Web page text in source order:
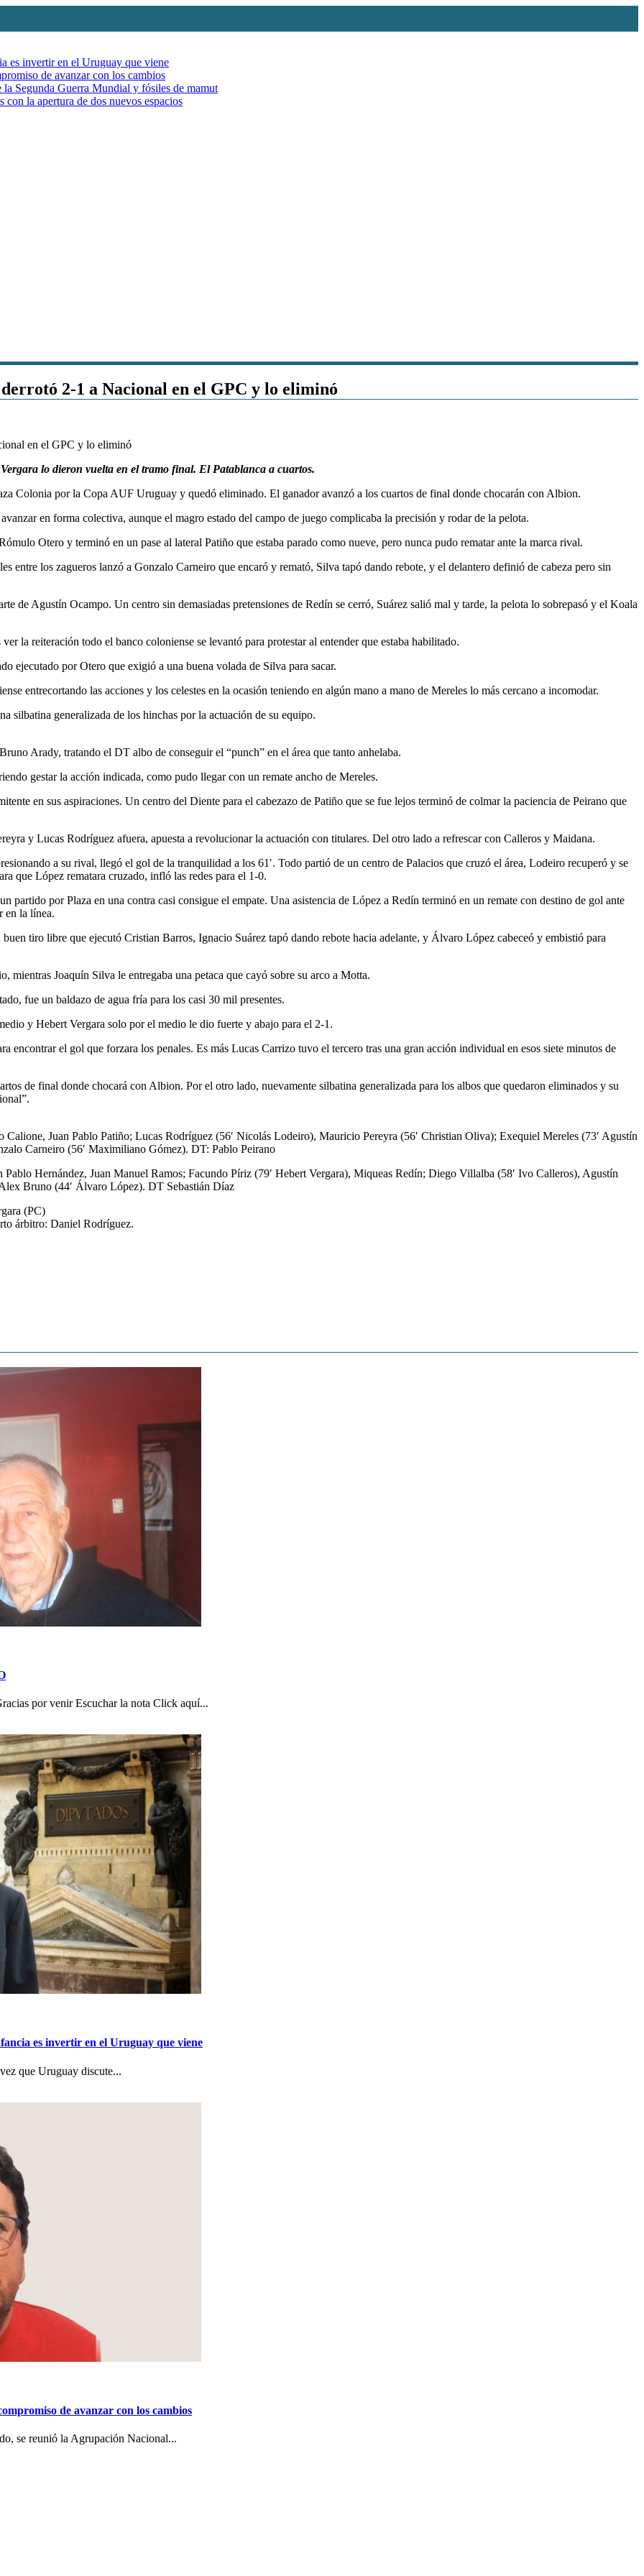
es invertir en el Uruguay que viene
de avanzar con los cambios
Segunda Guerra Mundial y fósiles de mamut
la apertura de dos nuevos espacios
2-1 a Nacional en el GPC y lo eliminó
lo dieron vuelta en el tramo final. El Patablanca a cuartos.
Colonia por la Copa AUF Uruguay y quedó eliminado. El ganador avanzó a los cuartos de final donde chocarán con Albion.
en forma colectiva, aunque el magro estado del campo de juego complicaba la precisión y rodar de la pelota.
Otero y terminó en un pase al lateral Patiño que estaba parado como nueve, pero nunca pudo rematar ante la marca rival.
entre los zagueros lanzó a Gonzalo Carneiro que encaró y remató, Silva tapó dando rebote, y el delantero definió de cabeza pero sin
de Agustín Ocampo. Un centro sin demasiadas pretensiones de Redín se cerró, Suárez salió mal y tarde, la pelota lo sobrepasó y el Koala
la reiteración todo el banco coloniense se levantó para protestar al entender que estaba habilitado.
ejecutado por Otero que exigió a una buena volada de Silva para sacar.
entrecortando las acciones y los celestes en la ocasión teniendo en algún mano a mano de Mereles lo más cercano a incomodar.
silbatina generalizada de los hinchas por la actuación de su equipo.
Arady, tratando el DT albo de conseguir el “punch” en el área que tanto anhelaba.
gestar la acción indicada, como pudo llegar con un remate ancho de Mereles.
en sus aspiraciones. Un centro del Diente para el cabezazo de Patiño que se fue lejos terminó de colmar la paciencia de Peirano que
y Lucas Rodríguez afuera, apuesta a revolucionar la actuación con titulares. Del otro lado a refrescar con Calleros y Maidana.
a su rival, llegó el gol de la tranquilidad a los 61′. Todo partió de un centro de Palacios que cruzó el área, Lodeiro recuperó y se
que López rematara cruzado, infló las redes para el 1-0.
partido por Plaza en una contra casi consigue el empate. Una asistencia de López a Redín terminó en un remate con destino de gol ante
en la línea.
tiro libre que ejecutó Cristian Barros, Ignacio Suárez tapó dando rebote hacia adelante, y Álvaro López cabeceó y embistió para
mientras Joaquín Silva le entregaba una petaca que cayó sobre su arco a Motta.
fue un baldazo de agua fría para los casi 30 mil presentes.
y Hebert Vergara solo por el medio le dio fuerte y abajo para el 2-1.
encontrar el gol que forzara los penales. Es más Lucas Carrizo tuvo el tercero tras una gran acción individual en esos siete minutos de
de final donde chocará con Albion. Por el otro lado, nuevamente silbatina generalizada para los albos que quedaron eliminados y su
Juan Pablo Patiño; Lucas Rodríguez (56′ Nicolás Lodeiro), Mauricio Pereyra (56′ Christian Oliva); Exequiel Mereles (73′ Agustín
Carneiro (56′ Maximiliano Gómez). DT: Pablo Peirano
Hernández, Juan Manuel Ramos; Facundo Píriz (79′ Hebert Vergara), Miqueas Redín; Diego Villalba (58′ Ivo Calleros), Agustín
Bruno (44′ Álvaro López). DT Sebastián Díaz
(PC)
árbitro: Daniel Rodríguez.
por venir Escuchar la nota Click aquí...
es invertir en el Uruguay que viene
que Uruguay discute...
de avanzar con los cambios
se reunió la Agrupación Nacional...